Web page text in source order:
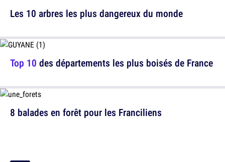
Les 10 arbres les plus dangereux du monde
8 balades en forêt pour les Franciliens
Top 10 des départements les plus boisés de France